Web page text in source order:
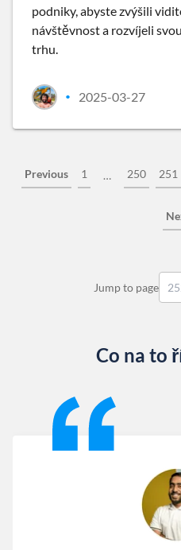
podniky, abyste zvýšili
návštěvnost a rozvíjeli
trhu.
• 2025-03-27
Previous 1 … 250 251
Jump to page
Co na to